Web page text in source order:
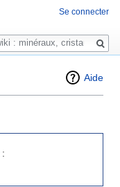
Aide
:
Se connecter